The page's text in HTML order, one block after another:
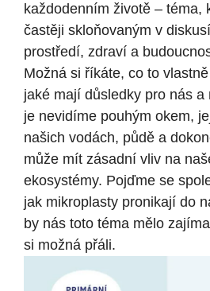
každodenním životě – téma,
častěji skloňovaným v
prostředí, zdraví a
Možná si říkáte, co to
jaké mají důsledky pro nás
je nevidíme pouhým okem,
našich vodách, půdě a
může mít zásadní vliv na
ekosystémy. Pojďme se
jak mikroplasty pronikají do
by nás toto téma mělo
si možná přáli.